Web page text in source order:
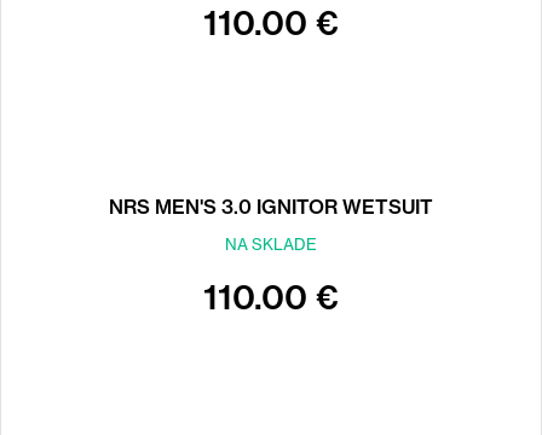
110.00 €
NRS MEN'S 3.0 IGNITOR WETSUIT
NA SKLADE
110.00 €